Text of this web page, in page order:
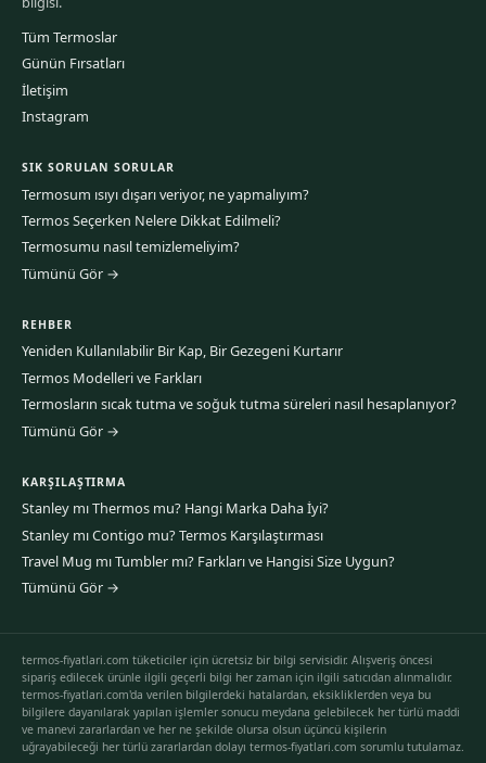
Tüm Termoslar
Günün Fırsatları
İletişim
Instagram
SIK SORULAN SORULAR
Termosum ısıyı dışarı veriyor, ne yapmalıyım?
Termos Seçerken Nelere Dikkat Edilmeli?
Termosumu nasıl temizlemeliyim?
Tümünü Gör →
REHBER
Yeniden Kullanılabilir Bir Kap, Bir Gezegeni Kurtarır
Termos Modelleri ve Farkları
Termosların sıcak tutma ve soğuk tutma süreleri nasıl hesaplanıyor?
Tümünü Gör →
KARŞILAŞTIRMA
Stanley mı Thermos mu? Hangi Marka Daha İyi?
Stanley mı Contigo mu? Termos Karşılaştırması
Travel Mug mı Tumbler mı? Farkları ve Hangisi Size Uygun?
Tümünü Gör →
termos-fiyatlari.com tüketiciler için ücretsiz bir bilgi servisidir. Alışveriş öncesi
sipariş edilecek ürünle ilgili geçerli bilgi her zaman için ilgili satıcıdan alınmalıdır.
termos-fiyatlari.com'da verilen bilgilerdeki hatalardan, eksikliklerden veya bu
bilgilere dayanılarak yapılan işlemler sonucu meydana gelebilecek her türlü maddi
ve manevi zararlardan ve her ne şekilde olursa olsun üçüncü kişilerin
uğrayabileceği her türlü zararlardan dolayı termos-fiyatlari.com sorumlu tutulamaz.